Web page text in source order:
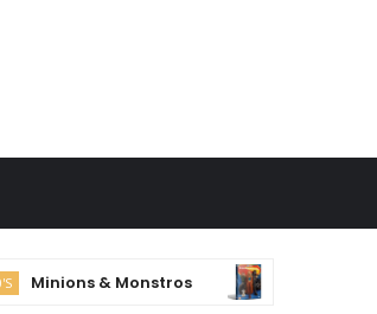
& Monstros 2020'S